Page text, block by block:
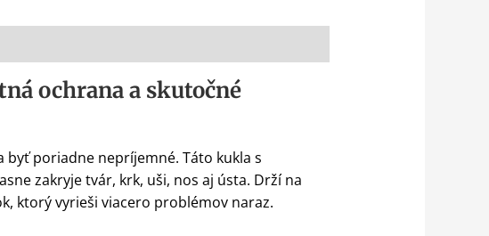
ochrana a skutočné
poriadne nepríjemné. Táto kukla s
zakryje tvár, krk, uši, nos aj ústa. Drží na
ktorý vyrieši viacero problémov naraz.